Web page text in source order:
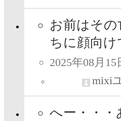
お前はそ
ちに顔向け
2025年08月15
mixi
へー・・・